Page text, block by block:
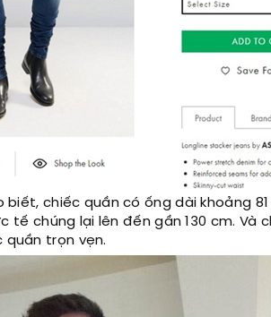
chiếc quần có ống dài khoảng
tế chúng lại lên đến gần 130 cm.
trọn vẹn.